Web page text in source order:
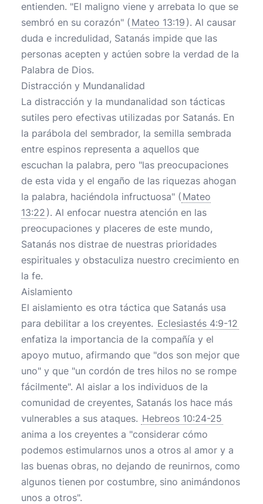
entienden. "El maligno viene y arrebata lo que se
sembró en su corazón" ( Mateo 13:19 ). Al causar
duda e incredulidad, Satanás impide que las
personas acepten y actúen sobre la verdad de la
Palabra de Dios.
Distracción y Mundanalidad
La distracción y la mundanalidad son tácticas
sutiles pero efectivas utilizadas por Satanás. En
la parábola del sembrador, la semilla sembrada
entre espinos representa a aquellos que
escuchan la palabra, pero "las preocupaciones
de esta vida y el engaño de las riquezas ahogan
la palabra, haciéndola infructuosa" ( Mateo
13:22 ). Al enfocar nuestra atención en las
preocupaciones y placeres de este mundo,
Satanás nos distrae de nuestras prioridades
espirituales y obstaculiza nuestro crecimiento en
la fe.
Aislamiento
El aislamiento es otra táctica que Satanás usa
para debilitar a los creyentes. Eclesiastés 4:9-12
enfatiza la importancia de la compañía y el
apoyo mutuo, afirmando que "dos son mejor que
uno" y que "un cordón de tres hilos no se rompe
fácilmente". Al aislar a los individuos de la
comunidad de creyentes, Satanás los hace más
vulnerables a sus ataques. Hebreos 10:24-25
anima a los creyentes a "considerar cómo
podemos estimularnos unos a otros al amor y a
las buenas obras, no dejando de reunirnos, como
algunos tienen por costumbre, sino animándonos
unos a otros".